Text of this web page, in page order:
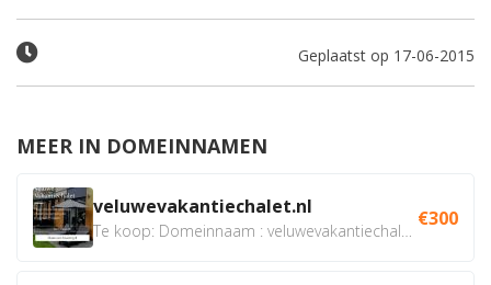
Geplaatst op 17-06-2015
MEER IN DOMEINNAMEN
veluwevakantiechalet.nl €300